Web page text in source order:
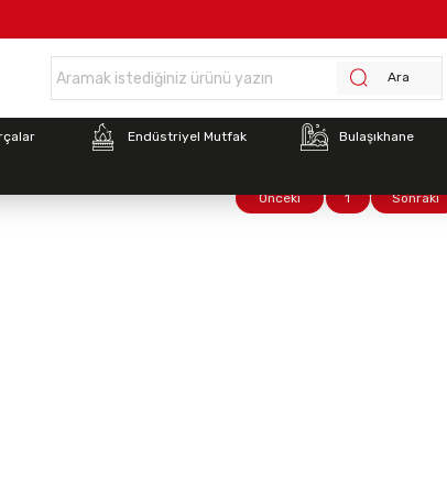
Ara
Endüstriyel Mutfak Bulaşıkhane
Önceki 1 Sonraki